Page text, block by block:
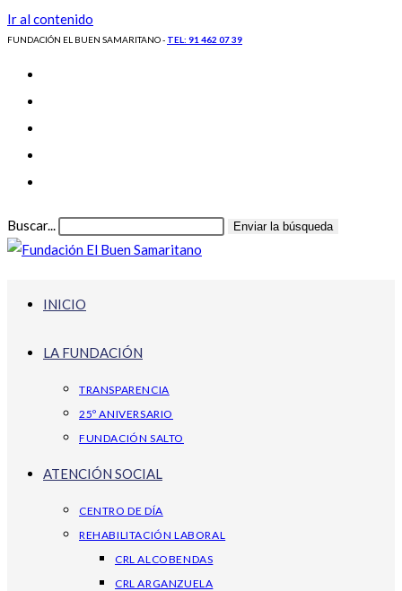
Ir al contenido
FUNDACIÓN EL BUEN SAMARITANO - TEL: 91 462 07 39
Buscar... Enviar la búsqueda
INICIO
LA FUNDACIÓN
TRANSPARENCIA
25º ANIVERSARIO
FUNDACIÓN SALTO
ATENCIÓN SOCIAL
CENTRO DE DÍA
REHABILITACIÓN LABORAL
CRL ALCOBENDAS
CRL ARGANZUELA